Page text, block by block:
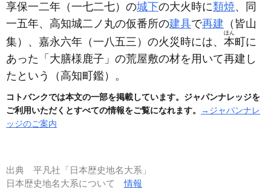
享保一二年 （一七二七） の城下の大火時に類焼、同
一五年、高知城二ノ丸の仮番所の建具で再建 （皆山
集） 、嘉永六年 （一八五三） の火災時には、 本
ほん
町に
あった「大膳様鹿子」の荒屋敷の材を用いて再建し
たという
（高知町鑑） 。
コトバンクでは本文の一部を掲載しています。ジャパンナレッジを
ご利用いただくとすべての情報をご覧になれます。
→ジャパンナレ
ッジのご案内
出典 平凡社「日本歴史地名大系」
日本歴史地名大系について情報